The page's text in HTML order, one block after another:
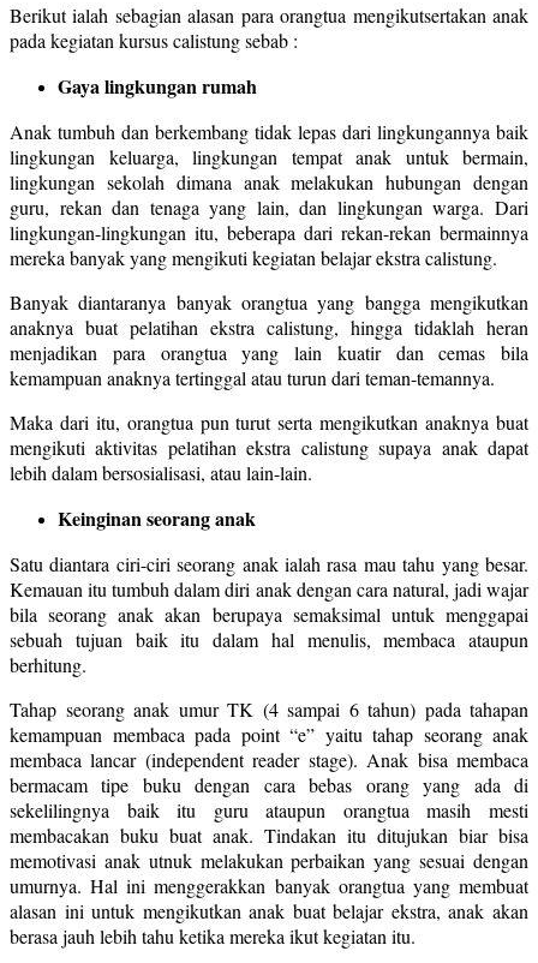
Berikut ialah sebagian alasan para orangtua mengikutsertakan anak
pada kegiatan kursus calistung sebab :
Gaya lingkungan rumah
Anak tumbuh dan berkembang tidak lepas dari lingkungannya baik
lingkungan keluarga, lingkungan tempat anak untuk bermain,
lingkungan sekolah dimana anak melakukan hubungan dengan
guru, rekan dan tenaga yang lain, dan lingkungan warga. Dari
lingkungan-lingkungan itu, beberapa dari rekan-rekan bermainnya
mereka banyak yang mengikuti kegiatan belajar ekstra calistung.
Banyak diantaranya banyak orangtua yang bangga mengikutkan
anaknya buat pelatihan ekstra calistung, hingga tidaklah heran
menjadikan para orangtua yang lain kuatir dan cemas bila
kemampuan anaknya tertinggal atau turun dari teman-temannya.
Maka dari itu, orangtua pun turut serta mengikutkan anaknya buat
mengikuti aktivitas pelatihan ekstra calistung supaya anak dapat
lebih dalam bersosialisasi, atau lain-lain.
Keinginan seorang anak
Satu diantara ciri-ciri seorang anak ialah rasa mau tahu yang besar.
Kemauan itu tumbuh dalam diri anak dengan cara natural, jadi wajar
bila seorang anak akan berupaya semaksimal untuk menggapai
sebuah tujuan baik itu dalam hal menulis, membaca ataupun
berhitung.
Tahap seorang anak umur TK (4 sampai 6 tahun) pada tahapan
kemampuan membaca pada point “e” yaitu tahap seorang anak
membaca lancar (independent reader stage). Anak bisa membaca
bermacam tipe buku dengan cara bebas orang yang ada di
sekelilingnya baik itu guru ataupun orangtua masih mesti
membacakan buku buat anak. Tindakan itu ditujukan biar bisa
memotivasi anak utnuk melakukan perbaikan yang sesuai dengan
umurnya. Hal ini menggerakkan banyak orangtua yang membuat
alasan ini untuk mengikutkan anak buat belajar ekstra, anak akan
berasa jauh lebih tahu ketika mereka ikut kegiatan itu.